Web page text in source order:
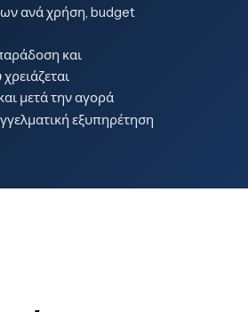
ανά χρήση, budget
και
μετά την αγορά
εξυπηρέτηση